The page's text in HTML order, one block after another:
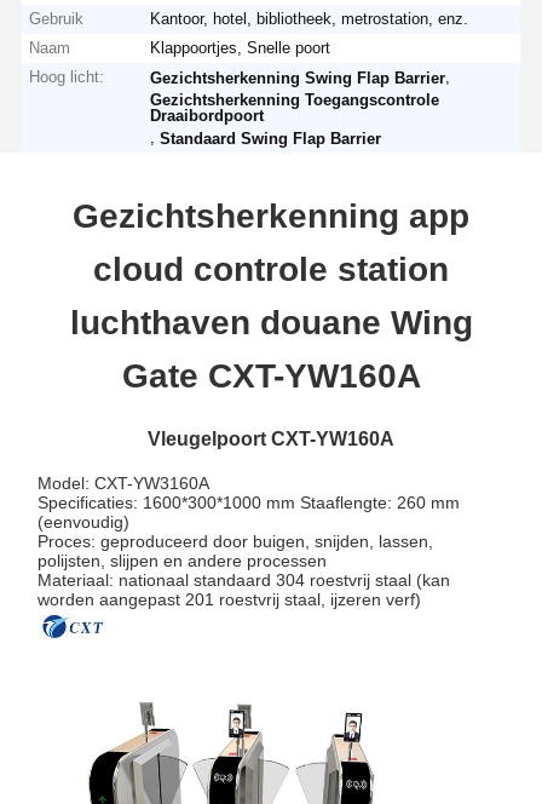
Gebruik
Kantoor, hotel, bibliotheek, metrostation, enz.
Naam
Klappoortjes, Snelle poort
Hoog licht:
Gezichtsherkenning Swing Flap Barrier
Gezichtsherkenning Toegangscontrole
Draaibordpoort
,Standaard Swing Flap Barrier
Gezichtsherkenning app
cloud controle station
luchthaven douane Wing
Gate CXT-YW160A
Vleugelpoort CXT-YW160A
Model: CXT-YW3160A
Specificaties: 1600*300*1000 mm Staaflengte: 260 mm
(eenvoudig)
Proces: geproduceerd door buigen, snijden, lassen,
polijsten, slijpen en andere processen
Materiaal: nationaal standaard 304 roestvrij staal (kan
worden aangepast 201 roestvrij staal, ijzeren verf)